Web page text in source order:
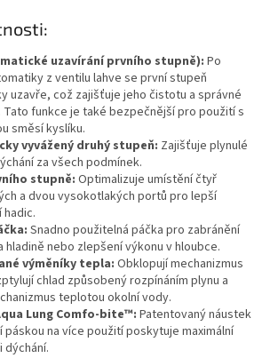
uzavírání prvního stupně): Po
z ventilu lahve se první stupeň
uzavře, což zajišťuje jeho čistotu a správné
Tato funkce je také bezpečnější pro použití s
směsí kyslíku.
vyvážený druhý stupeň: Zajišťuje plynulé
za všech podmínek.
stupně: Optimalizuje umístění čtyř
a dvou vysokotlakých portů pro lepší
Snadno použitelná páčka pro zabránění
hladině nebo zlepšení výkonu v hloubce.
výměníky tepla: Obklopují mechanizmus
chlad způsobený rozpínáním plynu a
teplotou okolní vody.
Lung Comfo-bite™: Patentovaný náustek
páskou na více použití poskytuje maximální